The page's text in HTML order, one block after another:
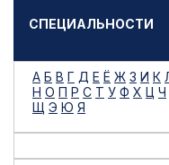
СПЕЦИАЛЬНОСТИ
А Б В Г Д Е Ё Ж З И К
Н О П Р С Т У Ф Х Ц Ч
Щ Э Ю Я